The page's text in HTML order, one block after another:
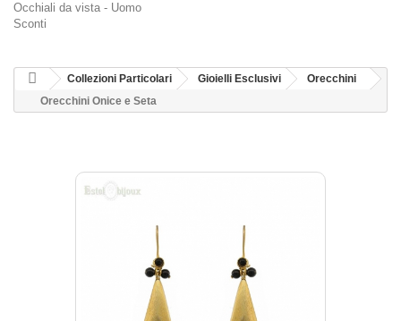
Occhiali da vista - Uomo
Sconti
Collezioni Particolari Gioielli Esclusivi
Orecchini
Orecchini Onice e Seta